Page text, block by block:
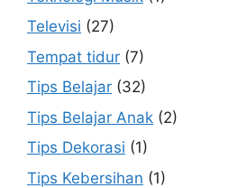
Televisi (27)
Tempat tidur (7)
Tips Belajar (32)
Tips Belajar Anak (2)
Tips Dekorasi (1)
Tips Kebersihan (1)